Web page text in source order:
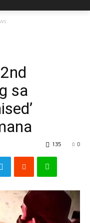
sa
0
135